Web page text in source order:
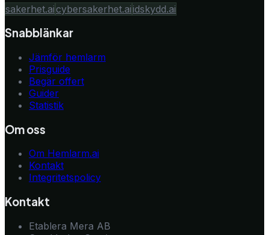
sakerhet.aicybersakerhet.aiidskydd.ai
Snabblänkar
Jämför hemlarm
Prisguide
Begär offert
Guider
Statistik
Om oss
Om Hemlarm.ai
Kontakt
Integritetspolicy
Kontakt
Etablera Mera AB